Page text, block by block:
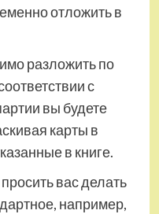
отложить в
разложить по
с
вы будете
карты в
в книге.
вас делать
например,